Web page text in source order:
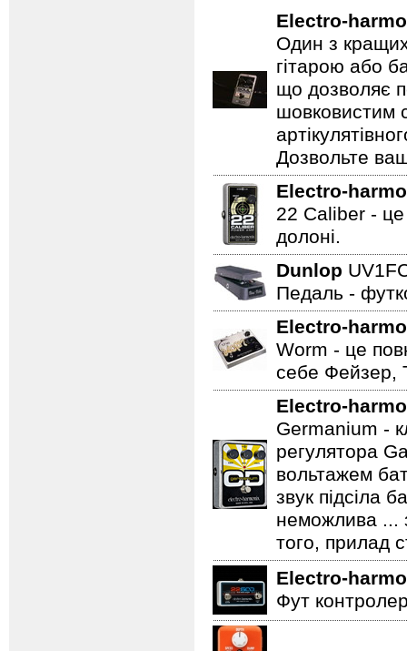
Electro-
Один з
гітарою або
що дозволяє
шовковистим
Дозвольте
Electro-
22 Caliber - це
долоні.
Dunlop
Педаль -
Electro-
Worm - це
себе Фейзер,
Electro-
Germanium -
регулятора
вольтажем
звук підсіла
неможлива ...
того, прилад
Electro-
Фут